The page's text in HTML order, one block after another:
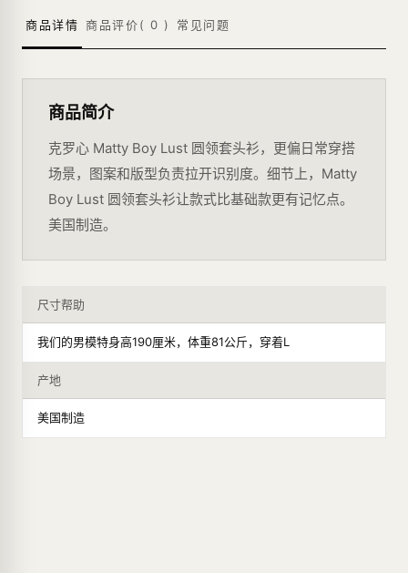
商品详情 商品评价( 0 ) 常见问题
商品简介
克罗心 Matty Boy Lust 圆领套头衫，更偏日常穿搭
场景，图案和版型负责拉开识别度。细节上，Matty
Boy Lust 圆领套头衫让款式比基础款更有记忆点。
美国制造。
尺寸帮助
我们的男模特身高190厘米，体重81公斤，穿着L
产地
美国制造